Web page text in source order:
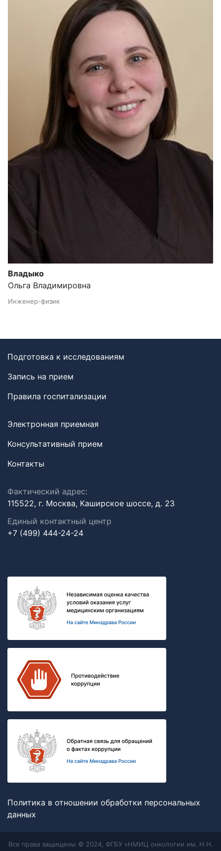
Владыко
Ольга Владимировна
Инженер-физик
Подготовка к исследованиям
Запись на прием
Правила госпитализации
Электронная приемная
Консультативный прием
Контакты
Фактический адрес:
115522, г. Москва, Каширское шоссе, д. 23
Единый контактный центр
+7 (499) 444-24-24
Политика в отношении обработки персональных
данных
Все права защищены © 2024, ФГБУ «НМИЦ онкологии им. Н.Н.